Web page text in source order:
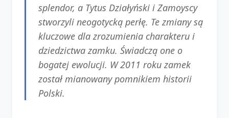
splendor, a Tytus Działyński i Zamoyscy
stworzyli neogotycką perłę. Te zmiany są
kluczowe dla zrozumienia charakteru i
dziedzictwa zamku. Świadczą one o
bogatej ewolucji. W 2011 roku zamek
został mianowany pomnikiem historii
Polski.